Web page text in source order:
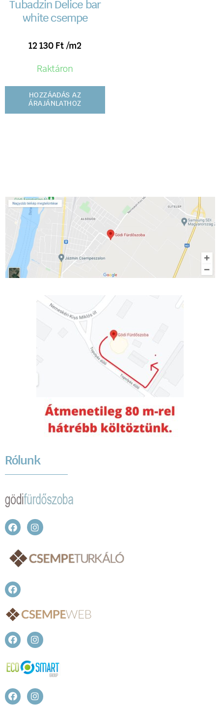
Tubadzin Delice bar
white csempe
12 130 Ft /m2
Raktáron
HOZZÁADÁS AZ
ÁRAJÁNLATHOZ
Rólunk